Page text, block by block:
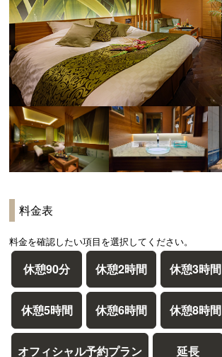
料金表
料金を確認したい項目を選択してください。
休憩90分 休憩2時間 休憩3時間
休憩5時間 休憩6時間 休憩8時間
オフィシャル予約プラン 延長